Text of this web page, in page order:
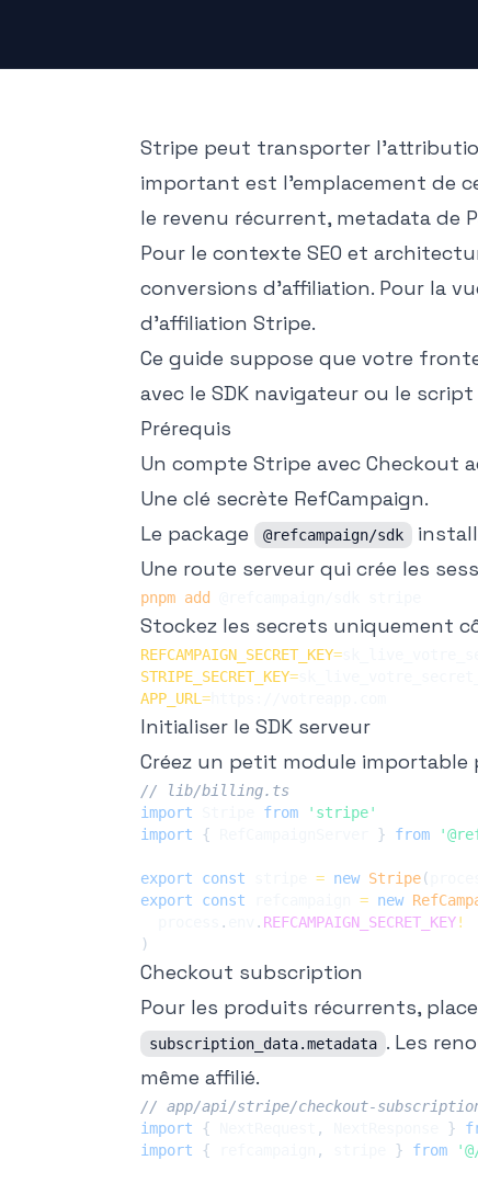
Stripe peut transporter
important est l'emplacement de
le revenu récurrent, metadata de
Pour le contexte SEO et
conversions d'affiliation. Pour la
d'affiliation Stripe.
Ce guide suppose que votre
avec le SDK navigateur ou le script
Prérequis
Un compte Stripe avec Checkout
Une clé secrète RefCampaign.
Le package
@refcampaign/sdk
Une route serveur qui crée les
pnpm add
Stockez les secrets uniquement
REFCAMPAIGN_SECRET_KEY=
STRIPE_SECRET_KEY=
APP_URL =
Initialiser le SDK serveur
Créez un petit module importable
// lib/billing.ts
import
from
'stripe'
import
{ } from
export const = new Stripe(
export
const = new
. . REFCAMPAIGN_SECRET_KEY!
)
Checkout subscription
Pour les produits récurrents,
subscription_data.metadata . Les
même affilié.
// app/api/stripe/checkout-
import
{ , }
import
{ , } from